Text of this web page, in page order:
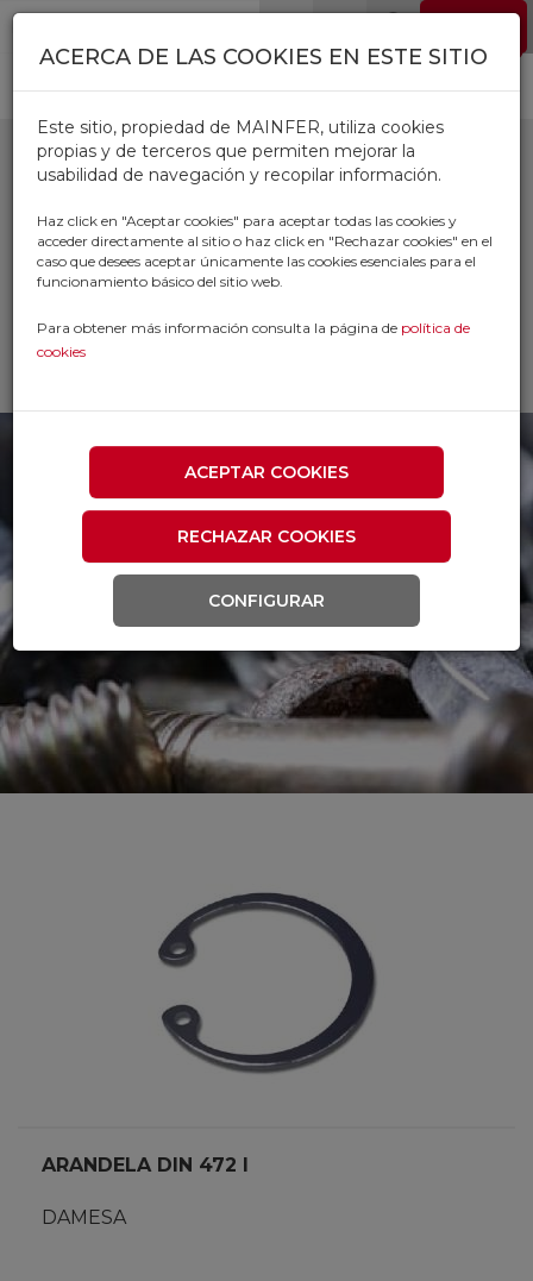
Pasar al contenido principal
ARANDELAS DIN 472
ARANDELA DIN 472 I
DAMESA
ACERCA DE LAS COOKIES EN ESTE SITIO
Este sitio, propiedad de MAINFER, utiliza cookies
propias y de terceros que permiten mejorar la
usabilidad de navegación y recopilar información.
Haz click en "Aceptar cookies" para aceptar todas las cookies y
acceder directamente al sitio o haz click en "Rechazar cookies" en el
caso que desees aceptar únicamente las cookies esenciales para el
funcionamiento básico del sitio web.
Para obtener más información consulta la página de política de
cookies
ACEPTAR COOKIES
RECHAZAR COOKIES
CONFIGURAR